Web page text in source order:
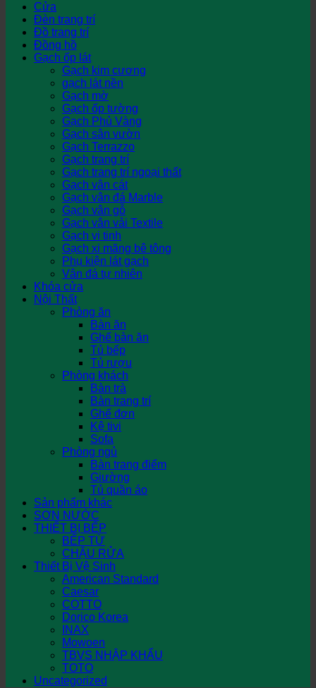
Cửa
Đèn trang trí
Đồ trang trí
Đồng hồ
Gạch ốp lát
Gạch kim cương
gạch lát nền
Gạch mờ
Gạch ốp tường
Gạch Phủ Vàng
Gạch sân vườn
Gạch Terrazzo
Gạch trang trí
Gạch trang trí ngoại thất
Gạch vân cát
Gạch vân đá Marble
Gạch vân gỗ
Gạch vân vải Textile
Gạch vi tinh
Gạch xi măng bê tông
Phụ kiện lát gạch
Vân đá tự nhiên
Khóa cửa
Nội Thất
Phòng ăn
Bàn ăn
Ghế bàn ăn
Tủ bếp
Tủ rượu
Phòng khách
Bàn trà
Bàn trang trí
Ghế đơn
Kệ tivi
Sofa
Phòng ngủ
Bàn trang điểm
Giường
Tủ quần áo
Sản phẩm khác
SƠN NƯỚC
THIẾT BỊ BẾP
BẾP TỪ
CHẬU RỬA
Thiết Bị Vệ Sinh
American Standard
Caesar
COTTO
Dorico Korea
INAX
Mowoen
TBVS NHẬP KHẨU
TOTO
Uncategorized